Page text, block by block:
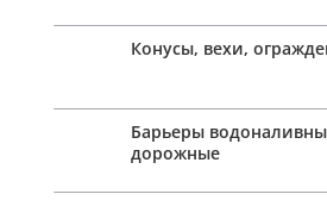
Конусы, вехи,
Барьеры
дорожные